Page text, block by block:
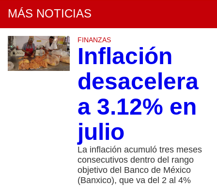
MÁS NOTICIAS
FINANZAS
Inflación
desacelera
a 3.12% en
julio
La inflación acumuló tres meses
consecutivos dentro del rango
objetivo del Banco de México
(Banxico), que va del 2 al 4%